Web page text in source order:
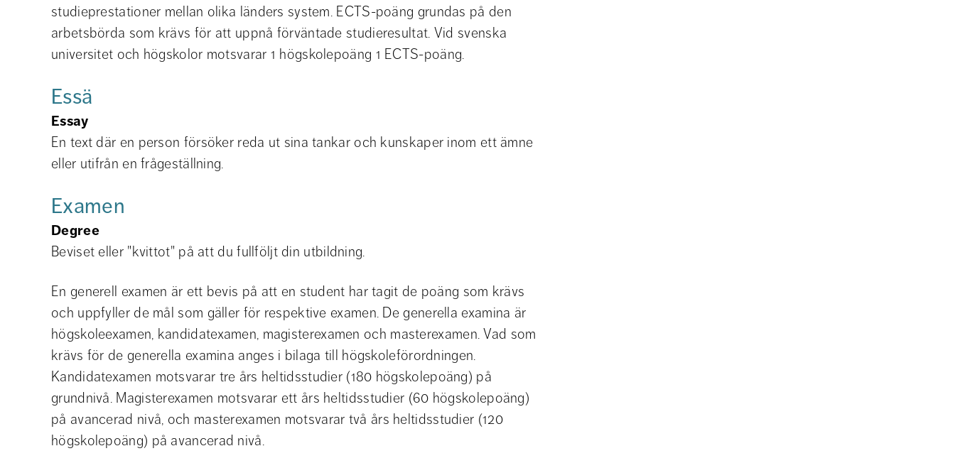
studieprestationer mellan olika länders system. ECTS-poäng grundas på den
arbetsbörda som krävs för att uppnå förväntade studieresultat. Vid svenska
universitet och högskolor motsvarar 1 högskolepoäng 1 ECTS-poäng.
Essä
Essay
En text där en person försöker reda ut sina tankar och kunskaper inom ett ämne
eller utifrån en frågeställning.
Examen
Degree
Beviset eller "kvittot" på att du fullföljt din utbildning.
En generell examen är ett bevis på att en student har tagit de poäng som krävs
och uppfyller de mål som gäller för respektive examen. De generella examina är
högskoleexamen, kandidatexamen, magisterexamen och masterexamen. Vad som
krävs för de generella examina anges i bilaga till högskoleförordningen.
Kandidatexamen motsvarar tre års heltidsstudier (180 högskolepoäng) på
grundnivå. Magisterexamen motsvarar ett års heltidsstudier (60 högskolepoäng)
på avancerad nivå, och masterexamen motsvarar två års heltidsstudier (120
högskolepoäng) på avancerad nivå.